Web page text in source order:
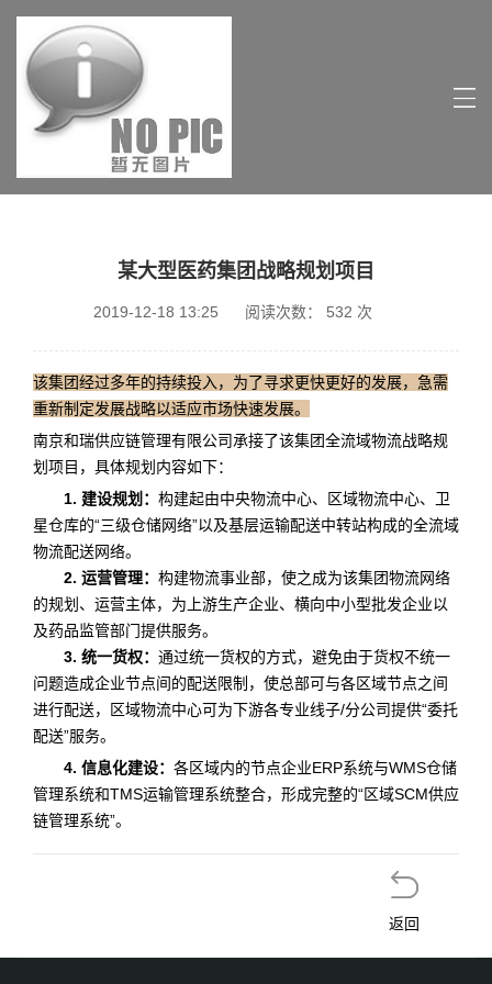
某大型医药集团战略规划项目
2019-12-18 13:25 阅读次数： 532 次
该集团经过多年的持续投入，为了寻求更快更好的发展，急需
重新制定发展战略以适应市场快速发展。
南京和瑞供应链管理有限公司承接了该集团全流域物流战略规
划项目，具体规划内容如下：
1. 建设规划： 构建起由中央物流中心、区域物流中心、卫
星仓库的“三级仓储网络”以及基层运输配送中转站构成的全流域
物流配送网络。
2. 运营管理： 构建物流事业部，使之成为该集团物流网络
的规划、运营主体，为上游生产企业、横向中小型批发企业以
及药品监管部门提供服务。
3. 统一货权： 通过统一货权的方式，避免由于货权不统一
问题造成企业节点间的配送限制，使总部可与各区域节点之间
进行配送，区域物流中心可为下游各专业线子/分公司提供“委托
配送”服务。
4. 信息化建设： 各区域内的节点企业ERP系统与WMS仓储
管理系统和TMS运输管理系统整合，形成完整的“区域SCM供应
链管理系统”。
返回